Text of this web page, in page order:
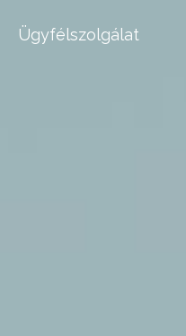
Ügyfélszolgálat